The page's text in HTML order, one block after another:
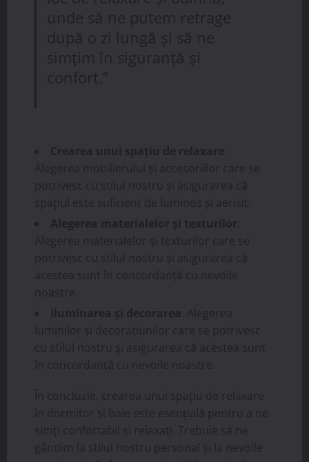
unde să ne putem retrage
după o zi lungă și să ne
simțim în siguranță și
confort.”
Crearea unui spațiu de relaxare
Alegerea mobilierului și accesoriilor care se
potrivesc cu stilul nostru și asigurarea că
spațiul este suficient de luminos și aerisit.
Alegerea materialelor și texturilor
Alegerea materialelor și texturilor care se
potrivesc cu stilul nostru și asigurarea că
acestea sunt în concordanță cu nevoile
noastre.
Iluminarea și decorarea : Alegerea
luminilor și decorațiunilor care se potrivesc
cu stilul nostru și asigurarea că acestea sunt
în concordanță cu nevoile noastre.
În concluzie, crearea unui spațiu de relaxare
în dormitor și baie este esențială pentru a ne
simți confortabil și relaxați. Trebuie să ne
gândim la stilul nostru personal și la nevoile